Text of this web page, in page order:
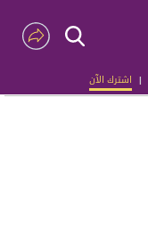
| اشترك الآن